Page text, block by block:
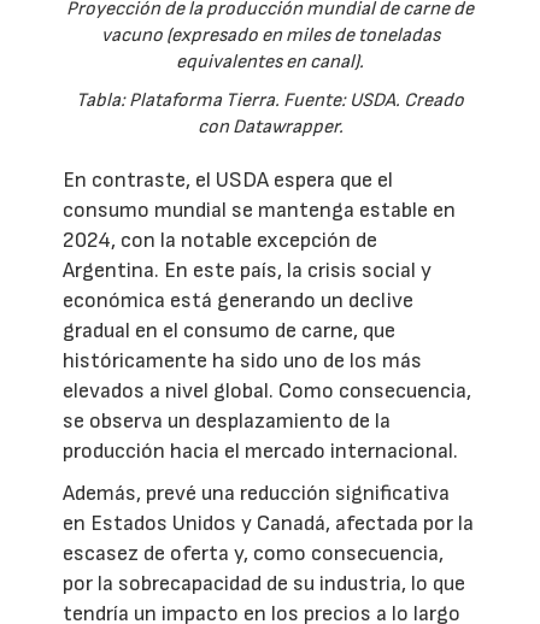
Proyección de la producción mundial de carne de
vacuno (expresado en miles de toneladas
equivalentes en canal).
Tabla: Plataforma Tierra. Fuente: USDA. Creado
con Datawrapper.
En contraste, el USDA espera que el
consumo mundial se mantenga estable en
2024, con la notable excepción de
Argentina. En este país, la crisis social y
económica está generando un declive
gradual en el consumo de carne, que
históricamente ha sido uno de los más
elevados a nivel global. Como consecuencia,
se observa un desplazamiento de la
producción hacia el mercado internacional.
Además, prevé una reducción significativa
en Estados Unidos y Canadá, afectada por la
escasez de oferta y, como consecuencia,
por la sobrecapacidad de su industria, lo que
tendría un impacto en los precios a lo largo